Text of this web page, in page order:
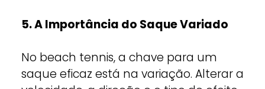
5. A Importância do Saque Variado
No beach tennis, a chave para um
saque eficaz está na variação. Alterar a